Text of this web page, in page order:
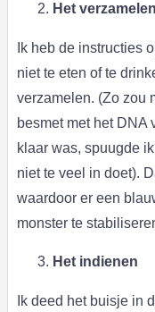
Het
Ik heb de instructies
niet te eten of te
verzamelen. (Zo zou
besmet met het DNA
klaar was, spuugde
niet te veel in doet).
waardoor er een
monster te
Het indienen
Ik deed het buisje in